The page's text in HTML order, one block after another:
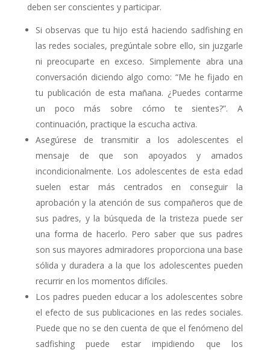
deben ser conscientes y participar.
Si observas que tu hijo está haciendo sadfishing en
las redes sociales, pregúntale sobre ello, sin juzgarle
ni preocuparte en exceso. Simplemente abra una
conversación diciendo algo como: “Me he fijado en
tu publicación de esta mañana. ¿Puedes contarme
un poco más sobre cómo te sientes?”. A
continuación, practique la escucha activa.
Asegúrese de transmitir a los adolescentes el
mensaje de que son apoyados y amados
incondicionalmente. Los adolescentes de esta edad
suelen estar más centrados en conseguir la
aprobación y la atención de sus compañeros que de
sus padres, y la búsqueda de la tristeza puede ser
una forma de hacerlo. Pero saber que sus padres
son sus mayores admiradores proporciona una base
sólida y duradera a la que los adolescentes pueden
recurrir en los momentos difíciles.
Los padres pueden educar a los adolescentes sobre
el efecto de sus publicaciones en las redes sociales.
Puede que no se den cuenta de que el fenómeno del
sadfishing puede estar impidiendo que los